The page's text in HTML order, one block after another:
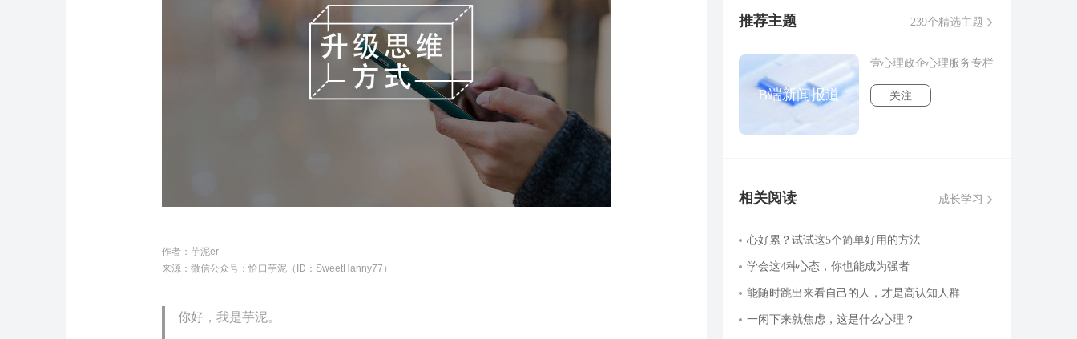
作者：芋泥er
来源：微信公众号： 恰口芋泥（ID：SweetHanny77）
你好，我是芋泥。
推荐主题 239个精选主题
B端新闻报道
壹心理政企心理服务专栏
关注
相关阅读 成长学习
心好累？试试这5个简单好用的方法
学会这4种心态，你也能成为强者
能随时跳出来看自己的人，才是高认知人群
一闲下来就焦虑，这是什么心理？